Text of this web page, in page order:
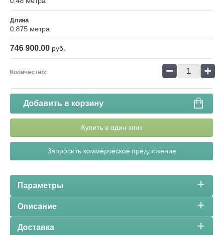
Длина
0.875 метра
746 900.00 руб.
Количество: − +
Добавить в корзину
Купить в один клик
Запросить коммерческое предложение
Параметры
Описание
Доставка